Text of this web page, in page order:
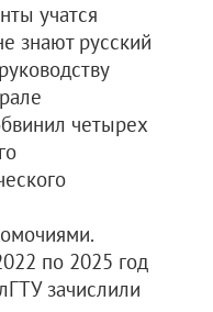
учатся
знают русский
четырех
по 2025 год
зачислили